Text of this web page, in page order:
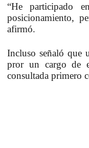
“He participado
posicionamiento,
afirmó.
Incluso señaló que
pror un cargo de
consultada primero